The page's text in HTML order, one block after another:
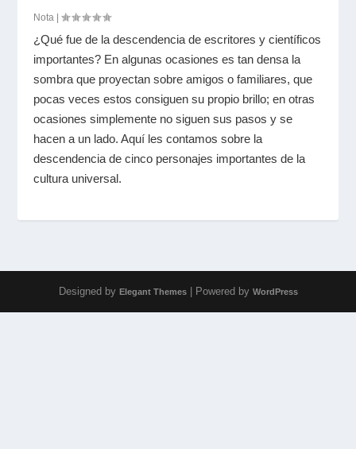
Nota |
¿Qué fue de la descendencia de escritores y científicos
importantes? En algunas ocasiones es tan densa la
sombra que proyectan sobre amigos o familiares, que
pocas veces estos consiguen su propio brillo; en otras
ocasiones simplemente no siguen sus pasos y se
hacen a un lado. Aquí les contamos sobre la
descendencia de cinco personajes importantes de la
cultura universal.
Designed by Elegant Themes| Powered by WordPress